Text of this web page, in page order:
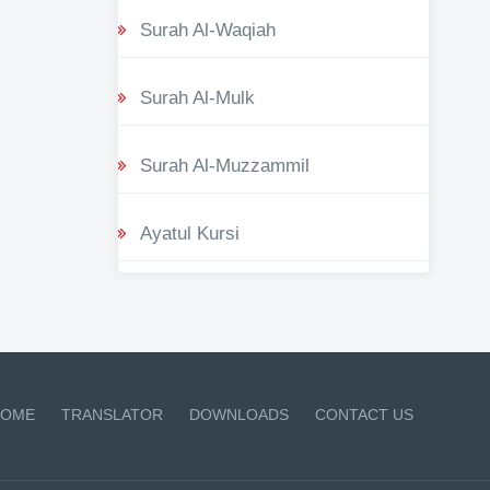
Surah Al-Waqiah
Surah Al-Mulk
Surah Al-Muzzammil
Ayatul Kursi
TRANSLATOR DOWNLOADS CONTACT US